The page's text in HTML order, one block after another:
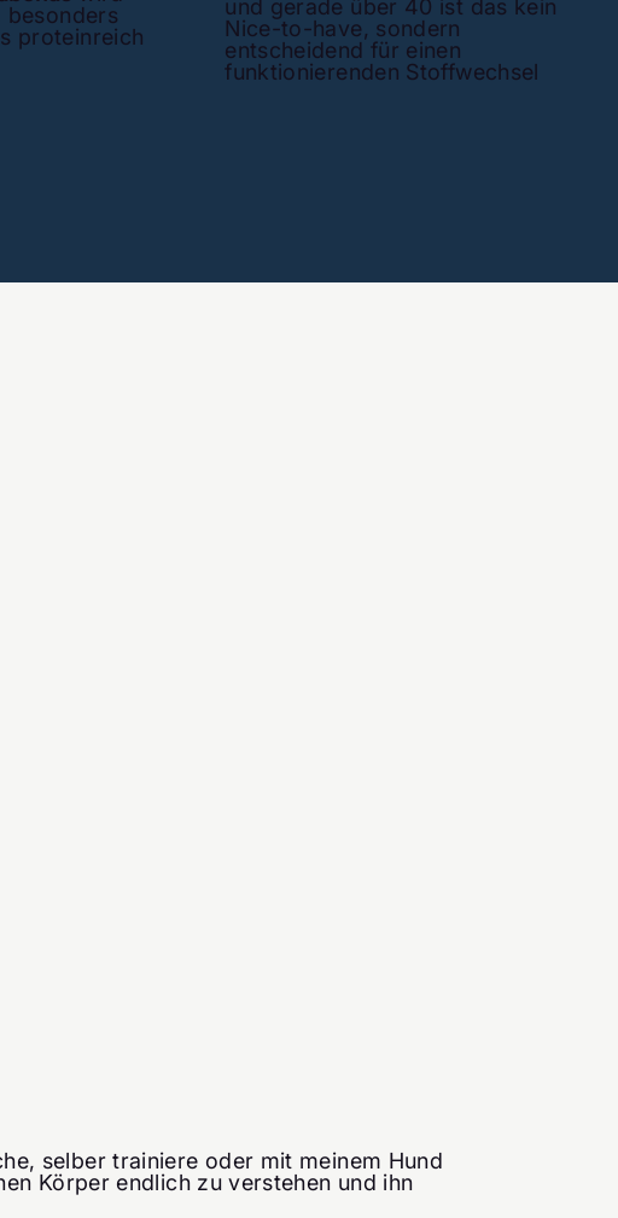
besonders
proteinreich
und gerade über 40 ist das kein
Nice-to-have, sondern
entscheidend für einen
funktionierenden Stoffwechsel
selber trainiere oder mit meinem Hund
Körper endlich zu verstehen und ihn